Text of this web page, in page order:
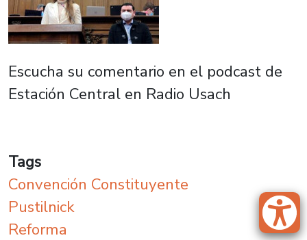
Escucha su comentario en el podcast de
Estación Central en Radio Usach
Tags
Convención Constituyente
Pustilnick
Reforma